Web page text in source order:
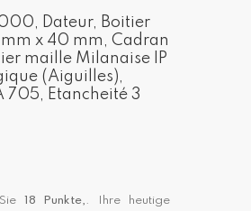
Dateur, Boitier
x 40 mm, Cadran
maille Milanaise IP
(Aiguilles),
705, Etancheité 3
18 Punkte, . Ihre heutige